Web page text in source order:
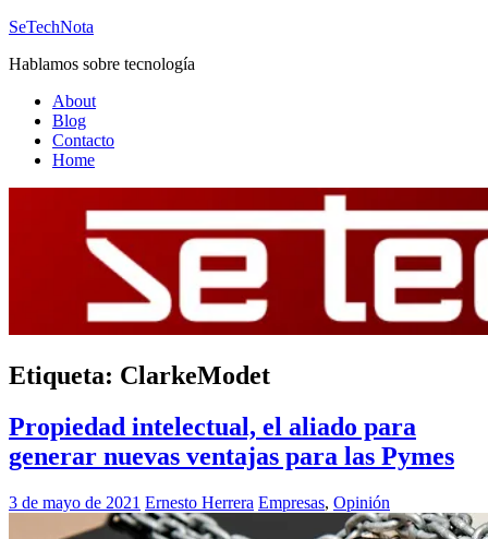
Saltar
contenido
SeTechNota
Hablamos sobre tecnología
About
Blog
Contacto
Home
Etiqueta: ClarkeModet
Propiedad intelectual, el aliado para
generar nuevas ventajas para las Pymes
3 de mayo de 2021 Ernesto Herrera Empresas, Opinión